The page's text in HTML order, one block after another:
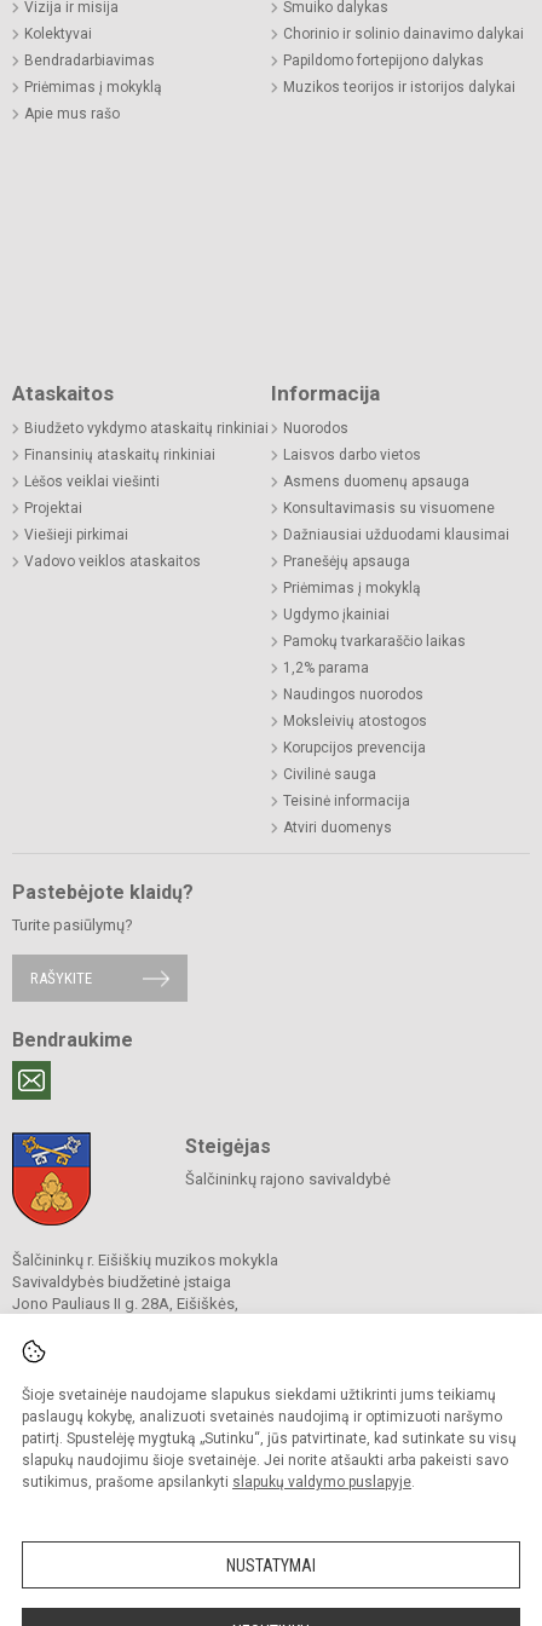
Šioje svetainėje naudojame slapukus siekdami užtikrinti jums teikiamų
paslaugų kokybę, analizuoti svetainės naudojimą ir optimizuoti naršymo
patirtį. Spustelėję mygtuką „Sutinku“, jūs patvirtinate, kad sutinkate su visų
slapukų naudojimu šioje svetainėje. Jei norite atšaukti arba pakeisti savo
sutikimus, prašome apsilankyti slapukų valdymo puslapyje.
NUSTATYMAI
Vizija ir misija
Kolektyvai
Bendradarbiavimas
Priėmimas į mokyklą
Apie mus rašo
Smuiko dalykas
Chorinio ir solinio dainavimo dalykai
Papildomo fortepijono dalykas
Muzikos teorijos ir istorijos dalykai
Ataskaitos
Biudžeto vykdymo ataskaitų rinkiniai
Finansinių ataskaitų rinkiniai
Lėšos veiklai viešinti
Projektai
Viešieji pirkimai
Vadovo veiklos ataskaitos
Informacija
Nuorodos
Laisvos darbo vietos
Asmens duomenų apsauga
Konsultavimasis su visuomene
Dažniausiai užduodami klausimai
Pranešėjų apsauga
Priėmimas į mokyklą
Ugdymo įkainiai
Pamokų tvarkaraščio laikas
1,2% parama
Naudingos nuorodos
Moksleivių atostogos
Korupcijos prevencija
Civilinė sauga
Teisinė informacija
Atviri duomenys
Pastebėjote klaidų?
Turite pasiūlymų?
RAŠYKITE
Bendraukime
Steigėjas
Šalčininkų rajono savivaldybė
Šalčininkų r. Eišiškių muzikos mokykla
Savivaldybės biudžetinė įstaiga
Jono Pauliaus II g. 28A, Eišiškės,
Tel.(8 380) 56 220
El. p.
Duomenys kaupiami ir saugomi
Juridinių asmenų registre
Įmonės kodas 191417385
Kopijuoti turinį be raštiško mokyklos vadovybės sutikimo griežtai draudžiama.
Prieinamumo paraiška Slapukų politika